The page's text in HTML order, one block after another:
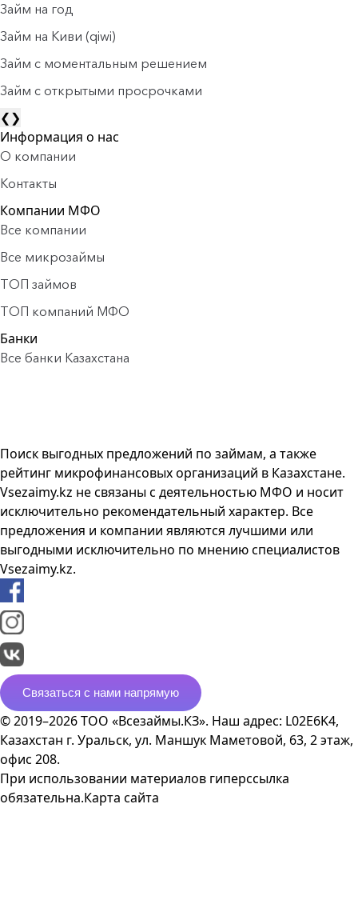
Займ на год
Займ на Киви (qiwi)
Займ c моментальным решением
Займ с открытыми просрочками
❮❯
Информация о нас
О компании
Контакты
Компании МФО
Все компании
Все микрозаймы
ТОП займов
ТОП компаний МФО
Банки
Все банки Казахстана
Поиск выгодных предложений по займам, а также
рейтинг микрофинансовых организаций в Казахстане.
Vsezaimy.kz не связаны с деятельностью МФО и носит
исключительно рекомендательный характер. Все
предложения и компании являются лучшими или
выгодными исключительно по мнению специалистов
Vsezaimy.kz.
Связаться с нами напрямую
© 2019–2026 ТОО «Всезаймы.КЗ». Наш адрес: L02E6K4,
Казахстан г. Уральск, ул. Маншук Маметовой, 63, 2 этаж,
офис 208.
При использовании материалов гиперссылка
обязательна.Карта сайта